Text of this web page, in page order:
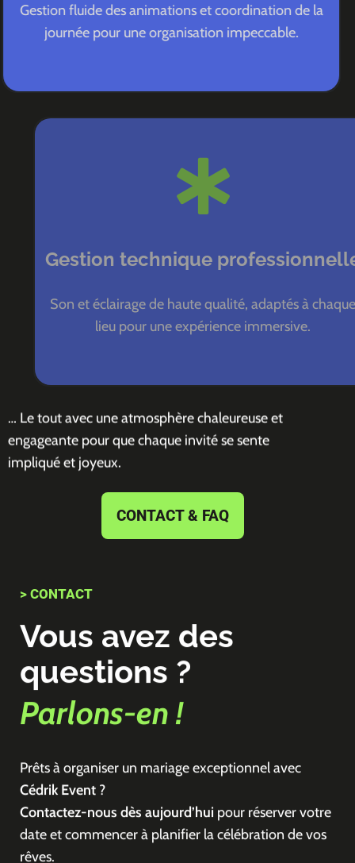
Gestion fluide des animations et coordination de la
journée pour une organisation impeccable.
Gestion technique professionnelle
Son et éclairage de haute qualité, adaptés à chaque
lieu pour une expérience immersive.
… Le tout avec une atmosphère chaleureuse et
engageante pour que chaque invité se sente
impliqué et joyeux.
CONTACT & FAQ
> CONTACT
Vous avez des
questions ?
Parlons-en !
Prêts à organiser un mariage exceptionnel avec
Cédrik Event ?
Contactez-nous dès aujourd’hui pour réserver votre
date et commencer à planifier la célébration de vos
rêves.